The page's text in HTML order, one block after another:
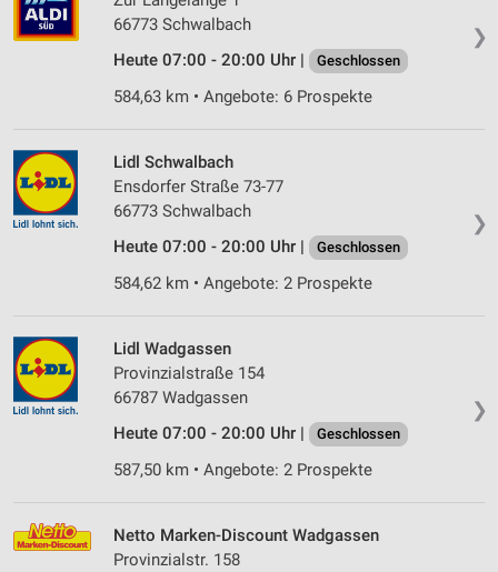
❯
66773 Schwalbach
Heute 07:00 - 20:00 Uhr |
Geschlossen
584,63 km • Angebote: 6 Prospekte
❯
Lidl Schwalbach
Ensdorfer Straße 73-77
66773 Schwalbach
Heute 07:00 - 20:00 Uhr |
Geschlossen
584,62 km • Angebote: 2 Prospekte
❯
Lidl Wadgassen
Provinzialstraße 154
66787 Wadgassen
Heute 07:00 - 20:00 Uhr |
Geschlossen
587,50 km • Angebote: 2 Prospekte
Netto Marken-Discount Wadgassen
Provinzialstr. 158